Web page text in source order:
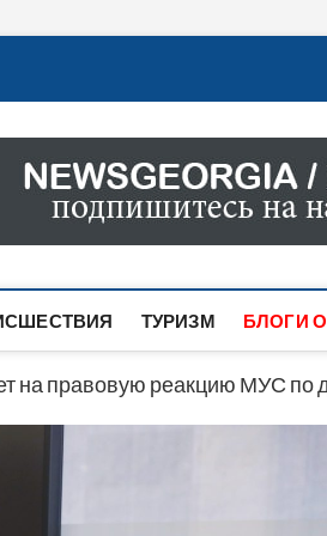
ИНФОРМАЦИЯ О СОБЫТИЯХ
НОВОСТИ ПОЛИТИКИ,
ТУРИЗМ БЛОГИ
на правовую реакцию МУС по